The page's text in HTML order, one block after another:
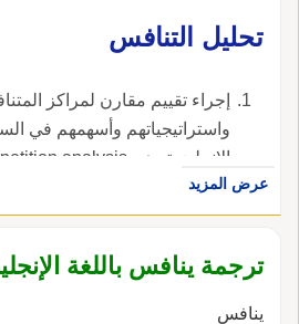
تحليل التنافس
إجراء تقييم مقارن لمراكز
واستراتيجياتهم وأسهمهم في
الإنجليزية، هي competition analysis.
عرض المزيد
ترجمة ينافس باللغة
ينافس